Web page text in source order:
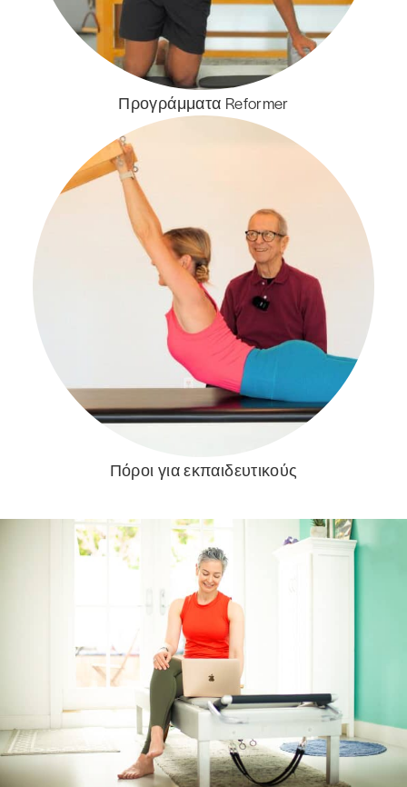
Προγράμματα Reformer
Πόροι για εκπαιδευτικούς